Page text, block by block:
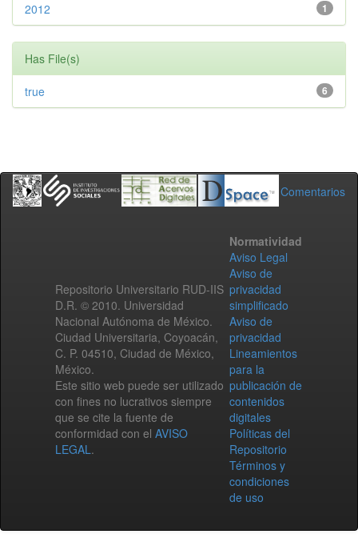
1
2012
Has File(s)
6
true
Comentarios
Repositorio Universitario RUD-IIS
D.R. © 2010. Universidad
Nacional Autónoma de México.
Ciudad Universitaria, Coyoacán,
C. P. 04510, Ciudad de México,
México.
Este sitio web puede ser utilizado
con fines no lucrativos siempre
que se cite la fuente de
conformidad con el AVISO
LEGAL.
Normatividad
Aviso Legal
Aviso de
privacidad
simplificado
Aviso de
privacidad
Lineamientos
para la
publicación de
contenidos
digitales
Políticas del
Repositorio
Términos y
condiciones
de uso